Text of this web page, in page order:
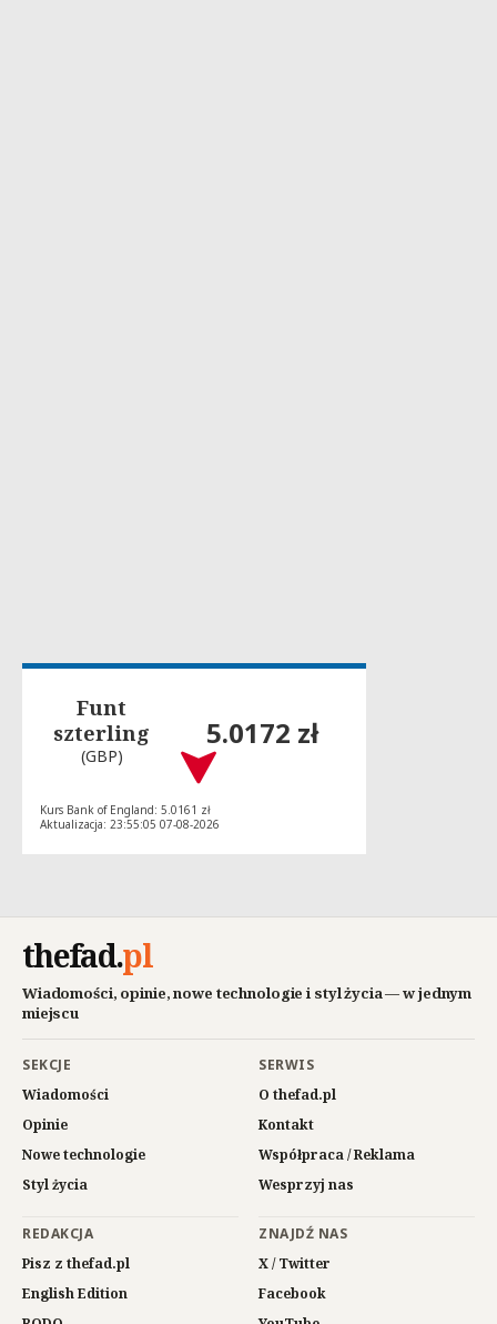
Funt
szterling
(GBP)
5.0172 zł
Kurs Bank of England: 5.0161 zł
Aktualizacja: 23:55:05 07-08-2026
thefad.pl
Wiadomości, opinie, nowe technologie i styl życia — w jednym
miejscu
SEKCJE
Wiadomości
Opinie
Nowe technologie
Styl życia
SERWIS
O thefad.pl
Kontakt
Współpraca / Reklama
Wesprzyj nas
REDAKCJA
Pisz z thefad.pl
English Edition
ZNAJDŹ NAS
X / Twitter
Facebook